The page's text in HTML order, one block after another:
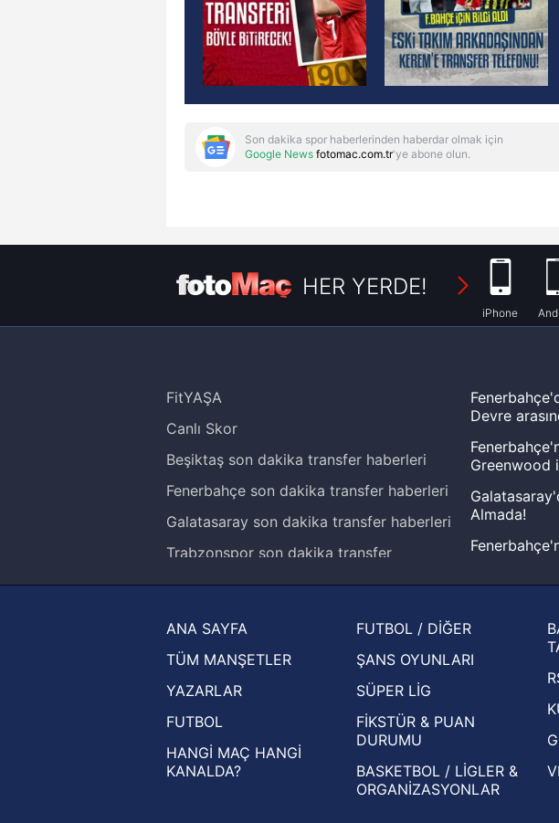
Son dakika spor haberlerinden haberdar olmak için
Google News fotomac.com.tr'ye abone olun.
HER YERDE!
iPhone
FitYAŞA
Canlı Skor
Beşiktaş son dakika transfer haberleri
Fenerbahçe son dakika transfer haberleri
Galatasaray son dakika transfer haberleri
Trabzonspor son dakika transfer
Ziraat Türkiye Kupası haberleri
UEFA Şampiyonlar Ligi haberleri
UEFA Avrupa Ligi haberleri
UEFA Konferans Ligi haberleri
Devre
Greenwood
Almada!
Zabrze'yi
basından
Beşiktaş'ın
Eleme
ANA SAYFA
TÜM MANŞETLER
YAZARLAR
FUTBOL
HANGİ MAÇ HANGİ
KANALDA?
FUTBOL / DİĞER
ŞANS OYUNLARI
SÜPER LİG
FİKSTÜR & PUAN
DURUMU
BASKETBOL / LİGLER &
ORGANİZASYONLAR